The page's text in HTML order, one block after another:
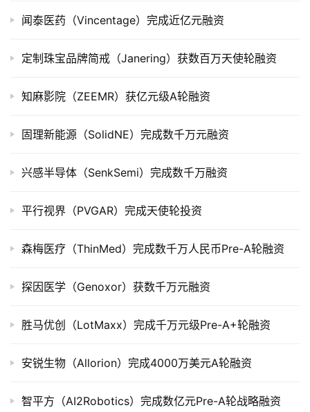
组
公
上
市
创
数
业
院
闻泰医药（Vincentage）完成近亿元融资
定制珠宝品牌简戒（Janering）获数百万天使轮融资
知麻影院（ZEEMR）获亿元级A轮融资
固理新能源（SolidNE）完成数千万元融资
兴感半导体（SenkSemi）完成数千万融资
平行视界（PVGAR）完成天使轮投资
森梅医疗（ThinMed）完成数千万人民币Pre-A轮融资
探因医学（Genoxor）获数千万元融资
胜马优创（LotMaxx）完成千万元级Pre-A+轮融资
安锐生物（Allorion）完成4000万美元A轮融资
智平方（AI2Robotics）完成数亿元Pre-A轮战略融资